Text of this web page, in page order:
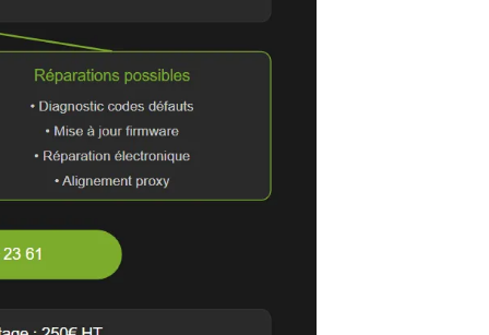
codes défauts et dysfonctionnements du boîtier Blue
électronique, connexion Bluetooth et port USB
HT, alternative au remplacement complet du système
remontage professionnel de la centrale Blue and Me